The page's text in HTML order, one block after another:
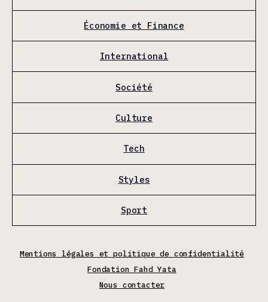
Économie et Finance
International
Société
Culture
Tech
Styles
Sport
Mentions légales et politique de confidentialité
Fondation Fahd Yata
Nous contacter